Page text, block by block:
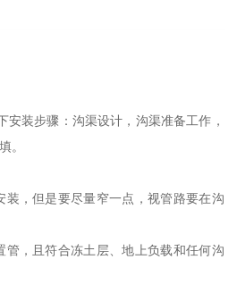
安装步骤：沟渠设计，沟渠准备工作，
。
装，但是要尽量窄一点，视管路要在沟
管，且符合冻土层、地上负载和任何沟